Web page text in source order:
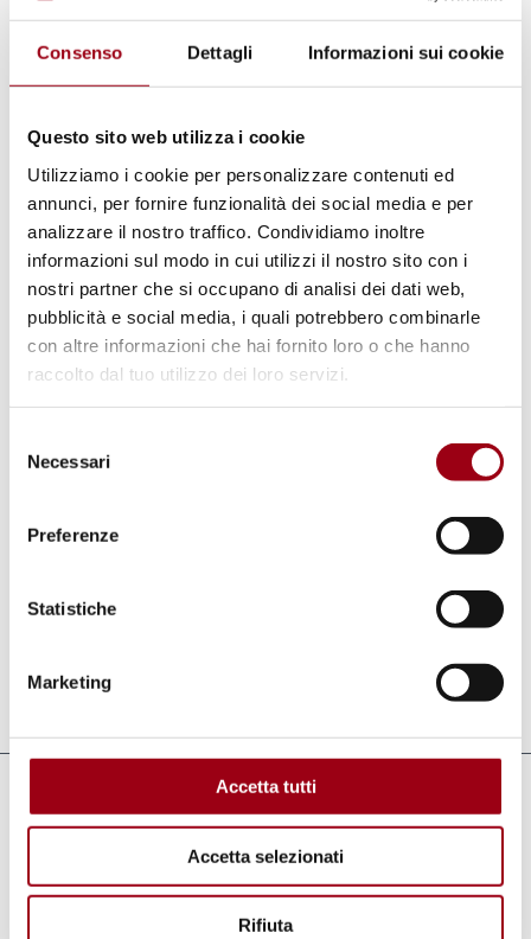
Consenso Dettagli Informazioni sui cookie
Questo sito web utilizza i cookie
Utilizziamo i cookie per personalizzare contenuti ed
annunci, per fornire funzionalità dei social media e per
analizzare il nostro traffico. Condividiamo inoltre
informazioni sul modo in cui utilizzi il nostro sito con i
nostri partner che si occupano di analisi dei dati web,
pubblicità e social media, i quali potrebbero combinarle
con altre informazioni che hai fornito loro o che hanno
raccolto dal tuo utilizzo dei loro servizi.
delNecessari
Preferenze
Statistiche
Marketing
Accetta tutti
Accetta selezionati
Rifiuta
prof.Paolo De Stefani, Coordinatore
Accademico della laurea magistrale in
"Human Rights and multi-level governance".
Collegamenti
UNICEF e Università di Padova per i diritti
dei bambini. Un accordo di idee, fatti e